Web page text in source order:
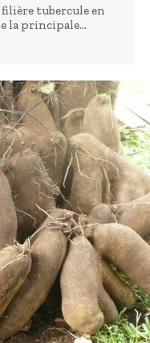
filière tubercule en
la principale...